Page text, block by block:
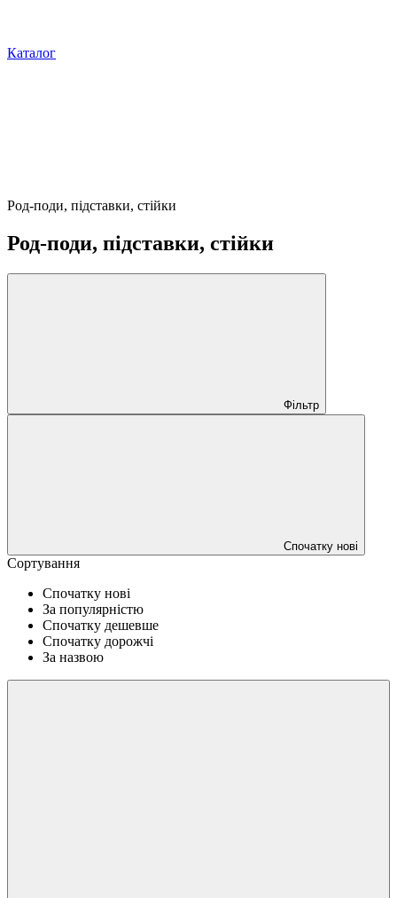
Каталог
Род-поди, підставки, стійки
Род-поди, підставки, стійки
Фільтр
Спочатку нові
Сортування
Спочатку нові
За популярністю
Спочатку дешевше
Спочатку дорожчі
За назвою